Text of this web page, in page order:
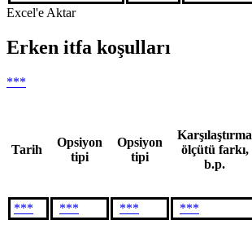
Excel'e Aktar
Erken itfa koşulları
***
Tarih
Opsiyon
tipi
Opsiyon
tipi
Karşılaştırma
ölçütü farkı,
b.p.
***
*** *** ***